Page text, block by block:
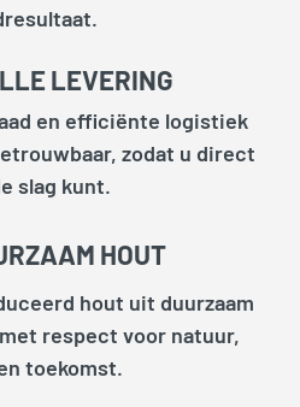
LEVERING
en efficiënte logistiek
zodat u direct
slag kunt.
HOUT
hout uit duurzaam
respect voor natuur,
toekomst.